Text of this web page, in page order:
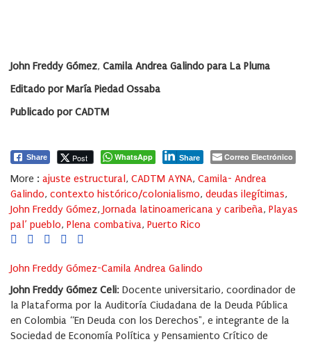
John Freddy Gómez, Camila Andrea Galindo para La Pluma
Editado por María Piedad Ossaba
Publicado por CADTM
Share Post WhatsApp Share Correo Electrónico
More : ajuste estructural, CADTM AYNA, Camila- Andrea
Galindo, contexto histórico/colonialismo, deudas ilegítimas,
John Freddy Gómez, Jornada latinoamericana y caribeña, Playas
pal’ pueblo, Plena combativa, Puerto Rico
John Freddy Gómez-Camila Andrea Galindo
John Freddy Gómez Celi: Docente universitario, coordinador de
la Plataforma por la Auditoría Ciudadana de la Deuda Pública
en Colombia “En Deuda con los Derechos", e integrante de la
Sociedad de Economía Política y Pensamiento Crítico de